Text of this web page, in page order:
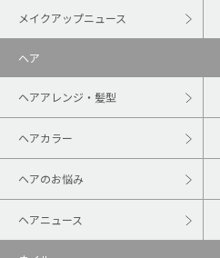
メイクアップニュース
ヘア
ヘアアレンジ・髪型
ヘアカラー
ヘアのお悩み
ヘアニュース